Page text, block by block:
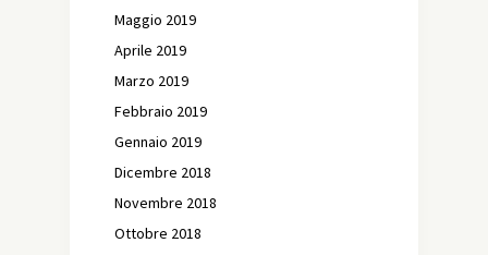
Maggio 2019
Aprile 2019
Marzo 2019
Febbraio 2019
Gennaio 2019
Dicembre 2018
Novembre 2018
Ottobre 2018